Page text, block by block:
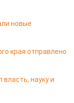
новые
края отправлено
науку и